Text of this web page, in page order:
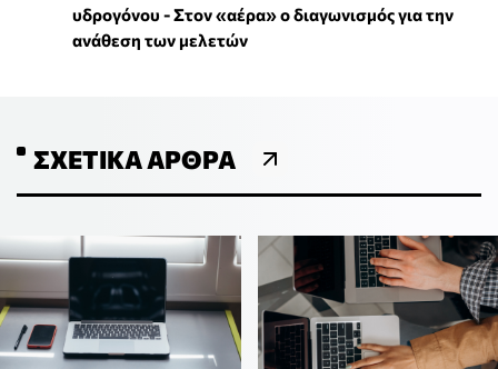
υδρογόνου - Στον «αέρα» ο διαγωνισμός για την
ανάθεση των μελετών
ΣΧΕΤΙΚΆ ΆΡΘΡΑ